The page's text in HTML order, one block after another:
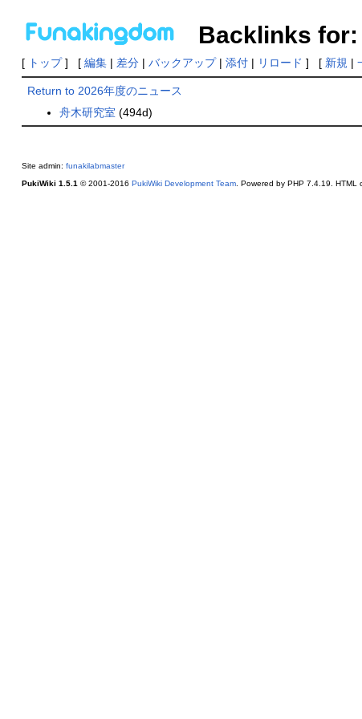
Backlinks for:
[ トップ] [ 編集| 差分| バックアップ| 添付| リロード ] [ 新規 |
Return to 2026年度のニュース
舟木研究室 (494d)
Site admin: funakilabmaster
PukiWiki 1.5.1 © 2001-2016 PukiWiki Development Team. Powered by PHP 7.4.19. HTML